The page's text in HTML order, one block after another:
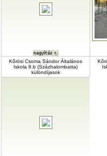
Kőrösi Csoma Sándor Általános
Iskola 8.b (Százhalombatta)
különdíjasok